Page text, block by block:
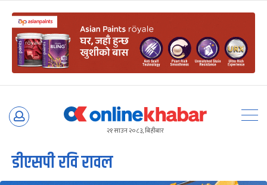
Skip
२१ साउन २०८३, बिहीबार
डीएसपी रवि रावल